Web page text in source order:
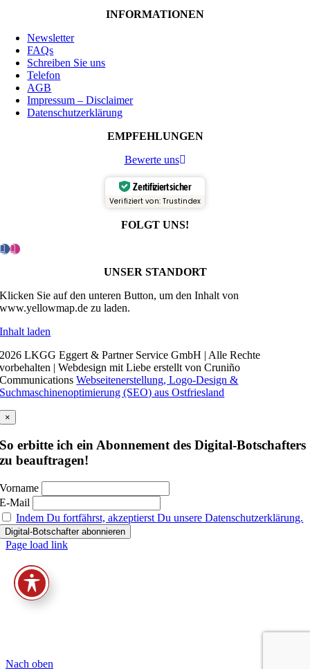
INFORMATIONEN
Newsletter
FAQs
Schreiben Sie uns
Telefon
AGB
Impressum – Disclaimer
Datenschutzerklärung
EMPFEHLUNGEN
Bewerte uns
Zertifiziert sicher
Verifiziert von: Trustindex
FOLGT UNS!
UNSER STANDORT
Klicken Sie auf den unteren Button, um den Inhalt von
www.yellowmap.de zu laden.
Inhalt laden
2026 LKGG Eggert & Partner Service GmbH | Alle Rechte
vorbehalten | Webdesign mit Liebe erstellt von Cruniño
CommunicationsWebseitenerstellung, Logo-Design &
Suchmaschinenoptimierung (SEO) aus Ostfriesland
×
So erbitte ich ein Abonnement des Digital-Botschafters
zu beauftragen!
Vorname
E-Mail
Indem Du fortfährst, akzeptierst Du unsere Datenschutzerklärung.
Page load link
Nach oben